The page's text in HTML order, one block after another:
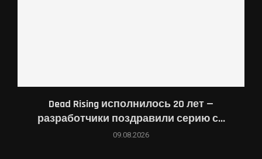
Dead Rising исполнилось 20 лет —
разработчики поздравили серию с...
09.08.2026